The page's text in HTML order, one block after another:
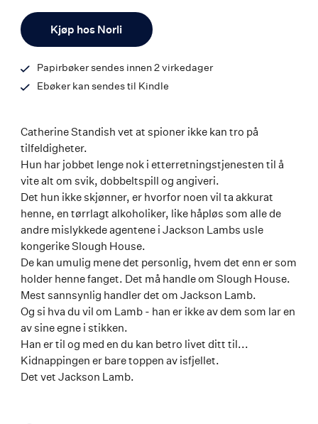
Kjøp hos Norli
9788203367366
Papirbøker sendes innen 2 virkedager
Ebøker kan sendes til Kindle
Catherine Standish vet at spioner ikke kan tro på
tilfeldigheter.
Hun har jobbet lenge nok i etterretningstjenesten til å
vite alt om svik, dobbeltspill og angiveri.
Det hun ikke skjønner, er hvorfor noen vil ta akkurat
henne, en tørrlagt alkoholiker, like håpløs som alle de
andre mislykkede agentene i Jackson Lambs usle
kongerike Slough House.
De kan umulig mene det personlig, hvem det enn er som
holder henne fanget. Det må handle om Slough House.
Mest sannsynlig handler det om Jackson Lamb.
Og si hva du vil om Lamb - han er ikke av dem som lar en
av sine egne i stikken.
Han er til og med en du kan betro livet ditt til...
Kidnappingen er bare toppen av isfjellet.
Det vet Jackson Lamb.